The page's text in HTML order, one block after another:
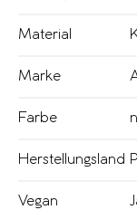
Material
Marke
Farbe
Herstellungsland
Vegan